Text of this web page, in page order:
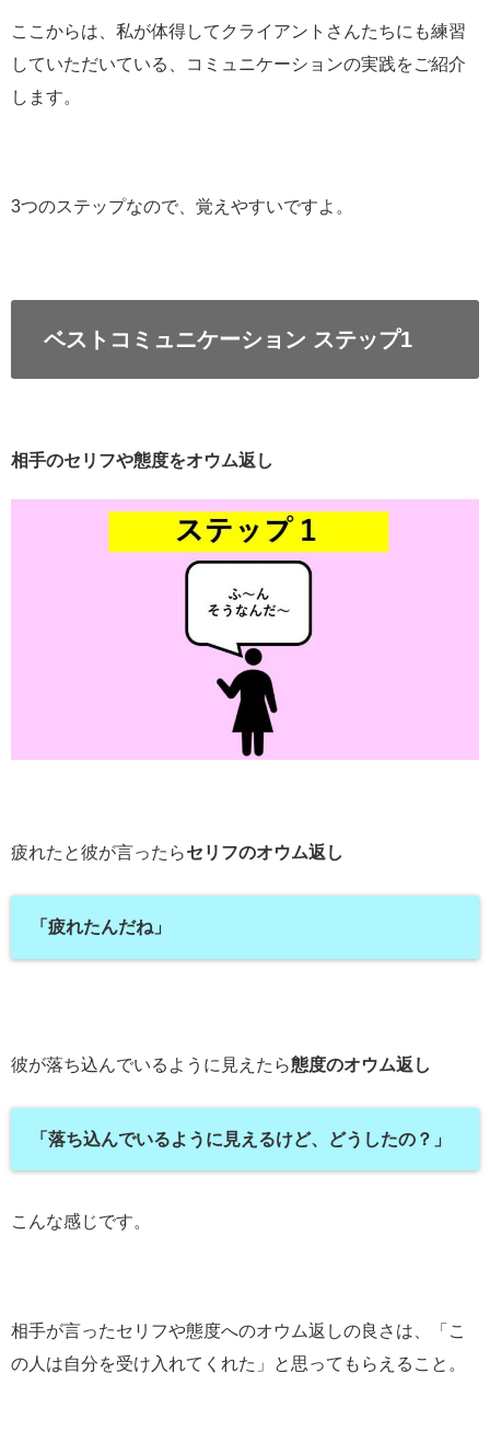
ここからは、私が体得してクライアントさんたちにも練習
していただいている、コミュニケーションの実践をご紹介
します。
3つのステップなので、覚えやすいですよ。
ベストコミュニケーション ステップ1
相手のセリフや態度をオウム返し
疲れたと彼が言ったらセリフのオウム返し
「疲れたんだね」
彼が落ち込んでいるように見えたら態度のオウム返し
「落ち込んでいるように見えるけど、どうしたの？」
こんな感じです。
相手が言ったセリフや態度へのオウム返しの良さは、「こ
の人は自分を受け入れてくれた」と思ってもらえること。